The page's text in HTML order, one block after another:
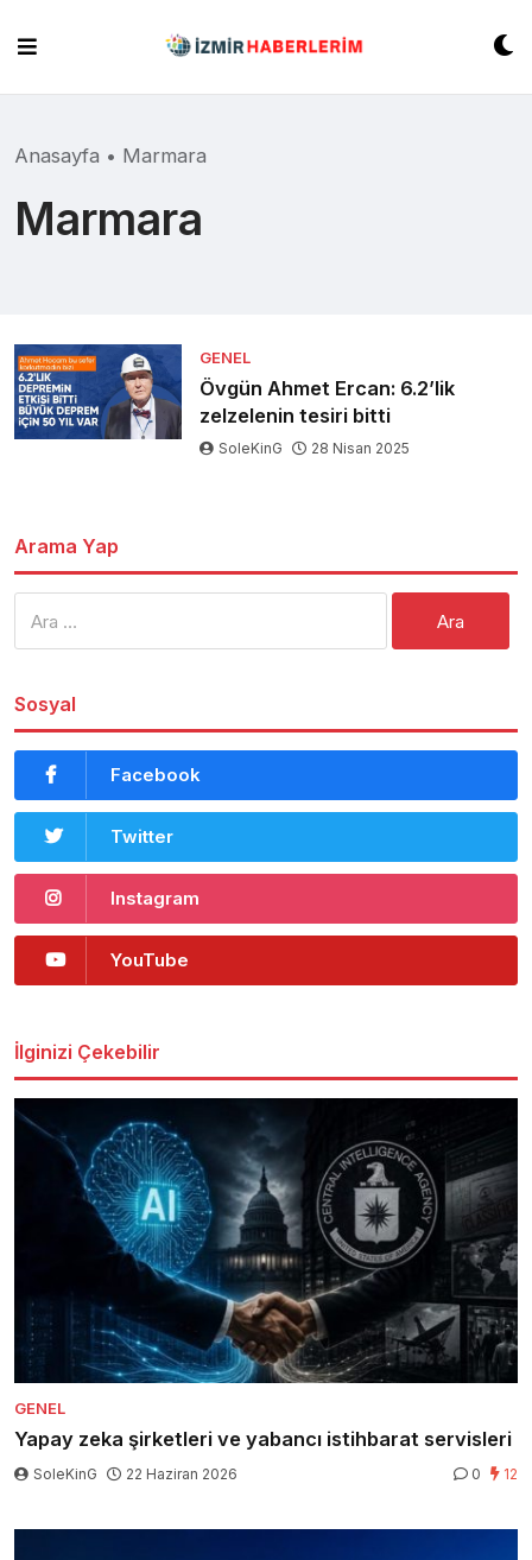
content
Anasayfa • Marmara
Marmara
GENEL
Övgün Ahmet Ercan: 6.2’lik
zelzelenin tesiri bitti
SoleKinG 28 Nisan 2025
Arama Yap
Sosyal
Facebook
Twitter
Instagram
YouTube
İlginizi Çekebilir
GENEL
Yapay zeka şirketleri ve yabancı istihbarat servisleri
SoleKinG 22 Haziran 2026 0 12